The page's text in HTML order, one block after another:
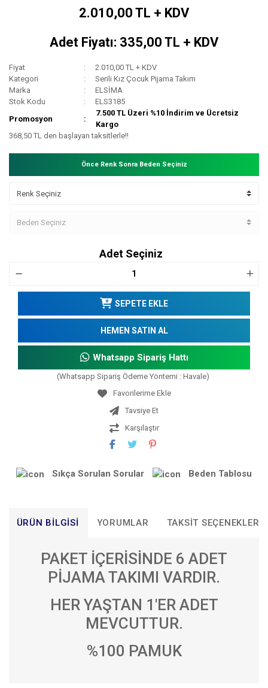
2.010,00 TL + KDV
Adet Fiyatı: 335,00 TL + KDV
Fiyat
2.010,00 TL + KDV
Kategori
Serili Kız Çocuk Pijama Takım
Marka
ELSİMA
Stok Kodu
ELS3185
Promosyon
7.500 TL Üzeri %10 İndirim ve Ücretsiz
Kargo
368,50 TL den başlayan taksitlerle!!
Önce Renk Sonra Beden Seçiniz
Adet Seçiniz
SEPETE EKLE
HEMEN SATIN AL
Whatsapp Sipariş Hattı
(Whatsapp Sipariş Ödeme Yöntemi : Havale)
Tavsiye Et
Karşılaştır
Sıkça Sorulan Sorular Beden Tablosu
ÜRÜN BILGISI YORUMLAR TAKSIT SEÇENEKLERI
PAKET İÇERİSİNDE 6 ADET
PİJAMA TAKIMI VARDIR.
HER YAŞTAN 1'ER ADET
MEVCUTTUR.
%100 PAMUK